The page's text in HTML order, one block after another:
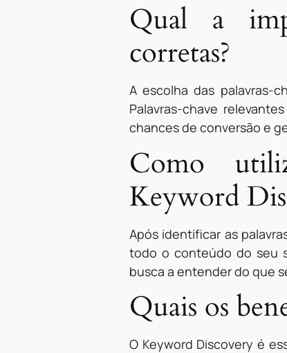
Qual a
corretas?
A escolha das palavras-
Palavras-chave
chances de conversão e
Como
Keyword
Após identificar as
todo o conteúdo do seu
busca a entender do que
Quais os
O Keyword Discovery é